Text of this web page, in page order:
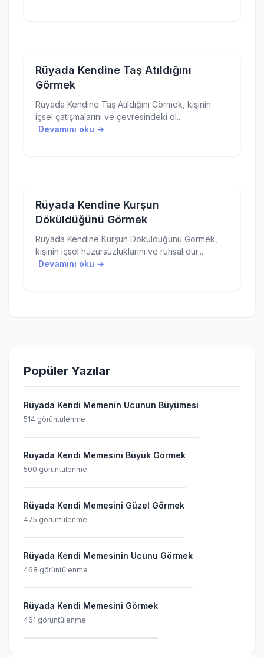
Rüyada Kendine Taş Atıldığını
Görmek
Rüyada Kendine Taş Atıldığını Görmek, kişinin
içsel çatışmalarını ve çevresindeki ol...
Devamını oku →
Rüyada Kendine Kurşun
Döküldüğünü Görmek
Rüyada Kendine Kurşun Döküldüğünü Görmek,
kişinin içsel huzursuzluklarını ve ruhsal dur...
Devamını oku →
Popüler Yazılar
Rüyada Kendi Memenin Ucunun Büyümesi
514 görüntülenme
Rüyada Kendi Memesini Büyük Görmek
500 görüntülenme
Rüyada Kendi Memesini Güzel Görmek
475 görüntülenme
Rüyada Kendi Memesinin Ucunu Görmek
468 görüntülenme
Rüyada Kendi Memesini Görmek
461 görüntülenme